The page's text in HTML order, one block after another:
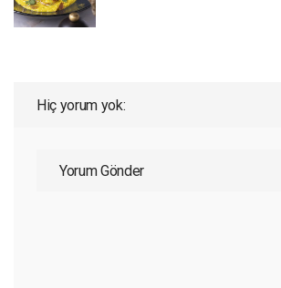
Hiç yorum yok:
Yorum Gönder